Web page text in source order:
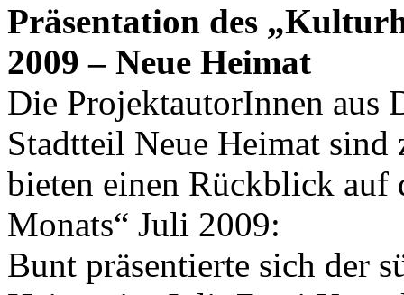
Präsentation des
2009 – Neue Heimat
Die ProjektautorInnen aus
Stadtteil Neue Heimat
bieten einen Rückblick auf
Monats“ Juli 2009:
Bunt präsentierte sich der